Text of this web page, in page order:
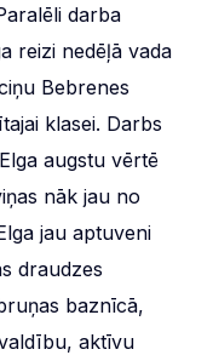
darba
reizi nedēļā vada
Bebrenes
klasei. Darbs
augstu vērtē
nāk jau no
jau aptuveni
draudzes
baznīcā,
aktīvu